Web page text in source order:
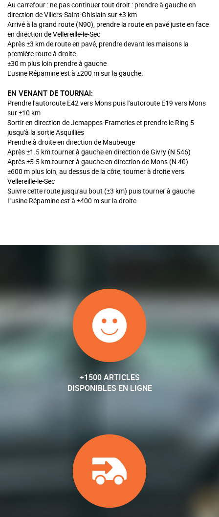
Au carrefour : ne pas continuer tout droit : prendre à gauche en
direction de Villers-Saint-Ghislain sur ±3 km
Arrivé à la grand route (N90), prendre la route en pavé juste en face
en direction de Vellereille-le-Sec
Après ±3 km de route en pavé, prendre devant les maisons la
première route à droite
±30 m plus loin prendre à gauche
L'usine Répamine est à ±200 m sur la gauche.
EN VENANT DE TOURNAI:
Prendre l'autoroute E42 vers Mons puis l'autoroute E19 vers Mons
sur ±10 km
Sortir en direction de Jemappes-Frameries et prendre le Ring 5
jusqu'à la sortie Asquillies
Prendre à droite en direction de Maubeuge
Après ±1.5 km tourner à gauche en direction de Givry (N 546)
Après ±5.5 km tourner à gauche en direction de Mons (N 40)
±600 m plus loin, au dessus de la côte, tourner à droite vers
Vellereille-le-Sec
Suivre cette route jusqu'au bout (±3 km) puis tourner à gauche
L'usine Répamine est à ±400 m sur la droite.
+1500 ARTICLES
DISPONIBLES EN LIGNE